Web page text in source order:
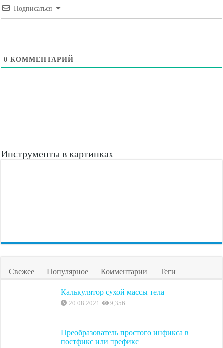
Подписаться
0 КОММЕНТАРИЙ
Инструменты в картинках
Свежее Популярное Комментарии Теги
Калькулятор сухой массы тела
20.08.2021 9,356
Преобразователь простого инфикса в
постфикс или префикс